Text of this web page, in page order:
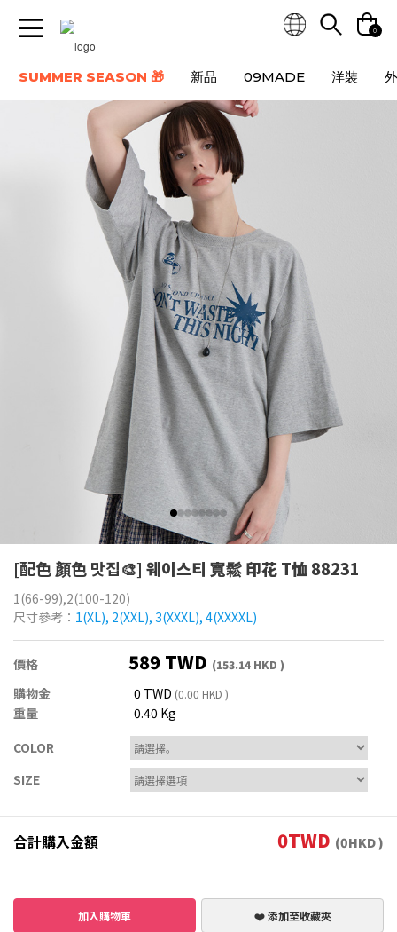
0
SUMMER SEASON 🎁 新品 09MADE 洋裝
[配色 顏色 맛집🎨] 웨이스티 寬鬆 印花 T恤 88231
1(66-99),2(100-120)
尺寸參考： 1(XL), 2(XXL), 3(XXXL), 4(XXXXL)
價格 589 TWD (153.14 HKD )
購物金 0 TWD (0.00 HKD )
重量
0.40 Kg
COLOR
SIZE
合計購入金額 0TWD (0HKD )
加入購物車 ❤️ 添加至收藏夾